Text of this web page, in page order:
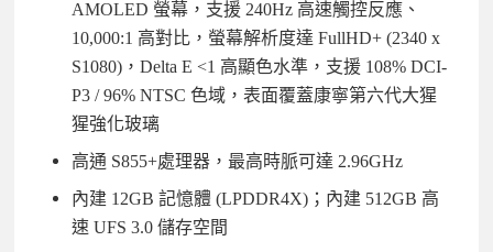
AMOLED 螢幕，支援 240Hz 高速觸控反應、
10,000:1 高對比，螢幕解析度達 FullHD+ (2340 x
S1080)，Delta E <1 高顯色水準，支援 108% DCI-
P3 / 96% NTSC 色域，表面覆蓋康寧第六代大猩
猩強化玻璃
高通 S855+處理器，最高時脈可達 2.96GHz
內建 12GB 記憶體 (LPDDR4X)；內建 512GB 高
速 UFS 3.0 儲存空間